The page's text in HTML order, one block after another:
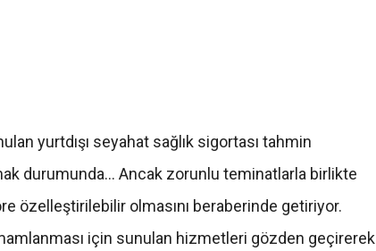
yurtdışı seyahat sağlık sigortası tahmin
durumunda… Ancak zorunlu teminatlarla birlikte
özelleştirilebilir olmasını beraberinde getiriyor.
için sunulan hizmetleri gözden geçirerek